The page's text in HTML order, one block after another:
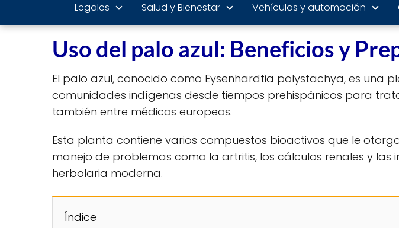
Legales Salud y Bienestar Vehículos y automoción
Uso del palo azul: Beneficios y
El palo azul, conocido como Eysenhardtia polystachya, es una
comunidades indígenas desde tiempos prehispánicos para
también entre médicos europeos.
Esta planta contiene varios compuestos bioactivos que le
manejo de problemas como la artritis, los cálculos renales y las
herbolaria moderna.
Índice